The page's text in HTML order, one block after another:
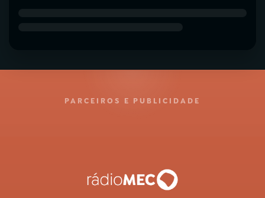
PARCEIROS E PUBLICIDADE